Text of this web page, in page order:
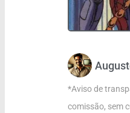
*Aviso de
comissão, sem